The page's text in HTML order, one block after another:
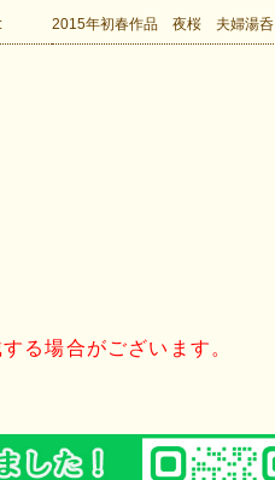
2015年初春作品 夜桜 夫婦湯呑
る場合がございます。